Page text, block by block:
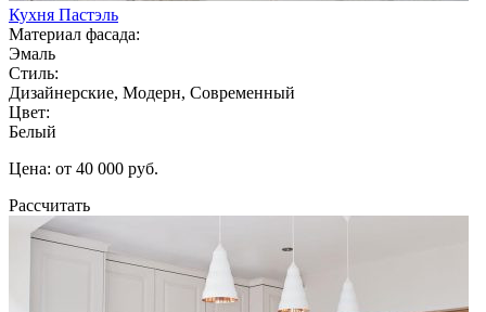
Кухня Пастэль
Материал фасада:
Эмаль
Стиль:
Дизайнерские, Модерн, Современный
Цвет:
Белый
Цена: от 40 000 руб.
Рассчитать